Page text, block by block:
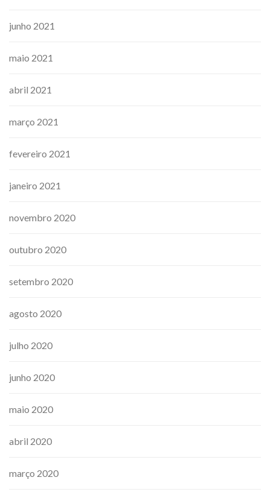
junho 2021
maio 2021
abril 2021
março 2021
fevereiro 2021
janeiro 2021
novembro 2020
outubro 2020
setembro 2020
agosto 2020
julho 2020
junho 2020
maio 2020
abril 2020
março 2020